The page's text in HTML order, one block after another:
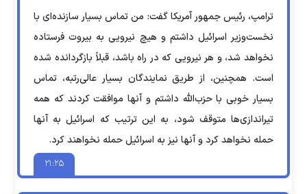
۲۱:۲۵
ترامپ، رئیس جمهور آمریکا گفت: من تماس بسیار سازنده‌ای با
نخست‌وزیر اسرائیل داشتم و هیچ نیرویی به بیروت فرستاده
نخواهد شد، و هر نیرویی که در راه باشد، قبلاً بازگردانده شده
است. همچنین، از طریق نمایندگان بسیار عالی‌رتبه، تماس
بسیار خوبی با حزب‌الله داشتم و آنها موافقت کردند که همه
تیراندازی‌ها متوقف شود، به این ترتیب که اسرائیل به آنها
حمله نخواهد کرد و آنها نیز به اسرائیل حمله نخواهند کرد.